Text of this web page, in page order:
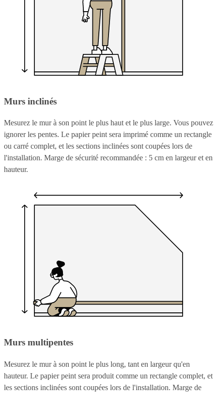
Murs inclinés
Mesurez le mur à son point le plus haut et le plus large. Vous pouvez
ignorer les pentes. Le papier peint sera imprimé comme un rectangle
ou carré complet, et les sections inclinées sont coupées lors de
l'installation. Marge de sécurité recommandée : 5 cm en largeur et en
hauteur.
Murs multipentes
Mesurez le mur à son point le plus long, tant en largeur qu'en
hauteur. Le papier peint sera produit comme un rectangle complet, et
les sections inclinées sont coupées lors de l'installation. Marge de